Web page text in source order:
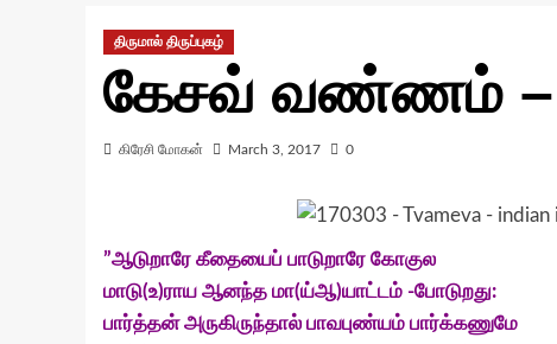
திருமால் திருப்புகழ்
கேசவ் வண்ணம் –
கிரேசி மோகன் March 3, 2017 0
”ஆடுறாரே கீதையைப் பாடுறாரே கோகுல
மாடு(உ)ராய ஆனந்த மா(ய்ஆ)யாட்டம் -போடுறது:
பார்த்தன் அருகிருந்தால் பாவபுண்யம் பார்க்கணுமே